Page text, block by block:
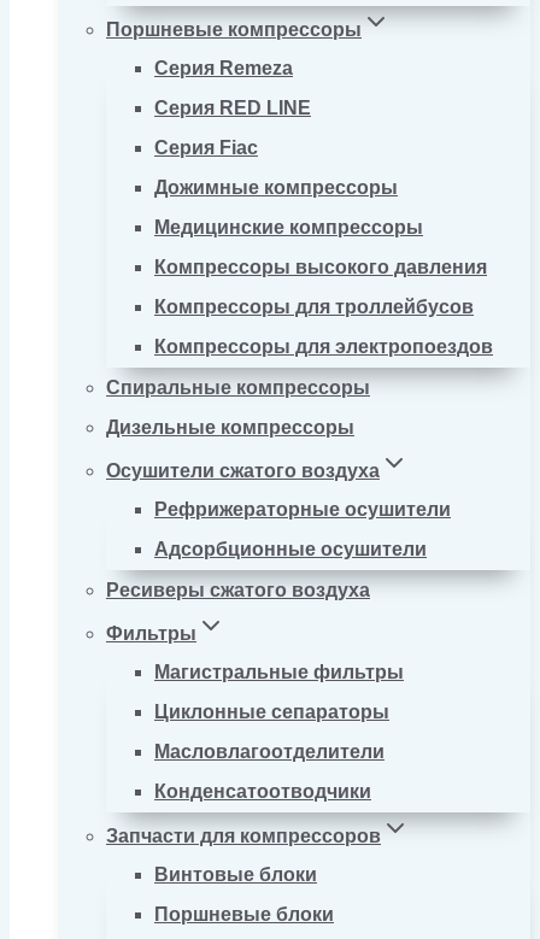
Поршневые компрессоры
Серия Remeza
Серия RED LINE
Серия Fiac
Дожимные компрессоры
Медицинские компрессоры
Компрессоры высокого давления
Компрессоры для троллейбусов
Компрессоры для электропоездов
Спиральные компрессоры
Дизельные компрессоры
Осушители сжатого воздуха
Рефрижераторные осушители
Адсорбционные осушители
Ресиверы сжатого воздуха
Фильтры
Магистральные фильтры
Циклонные сепараторы
Масловлагоотделители
Конденсатоотводчики
Запчасти для компрессоров
Винтовые блоки
Поршневые блоки